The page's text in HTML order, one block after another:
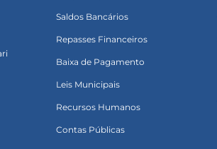
Saldos Bancários
Repasses Financeiros
Baixa de Pagamento
Leis Municipais
Recursos Humanos
Contas Públicas